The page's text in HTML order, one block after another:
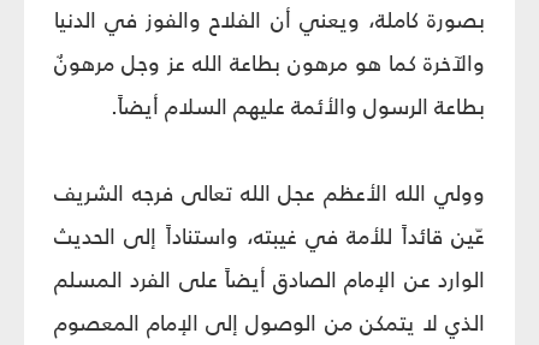
بصورة كاملة، ويعني أن الفلاح والفوز في الدنيا
والآخرة كما هو مرهون بطاعة الله عز وجل مرهونٌ
بطاعة الرسول والأئمة عليهم السلام أيضاً.
وولي الله الأعظم عجل الله تعالى فرجه الشريف
عّين قائداً للأمة في غيبته، واستناداً إلى الحديث
الوارد عن الإمام الصادق أيضاً على الفرد المسلم
الذي لا يتمكن من الوصول إلى الإمام المعصوم